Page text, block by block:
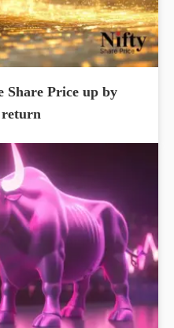
Share Price up by